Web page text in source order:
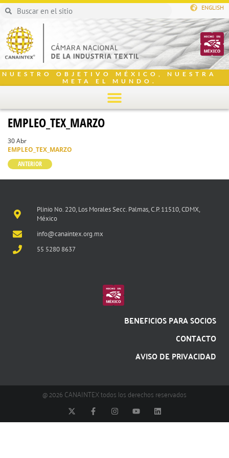
ENGLISH
NUESTRO OBJETIVO MÉXICO, NUESTRA
META EL MUNDO.
EMPLEO_TEX_MARZO
30 Abr
EMPLEO_TEX_MARZO
ANTERIOR
Plinio No. 220, Los Morales Secc. Palmas, C.P. 11510, CDMX,
México
info@canaintex.org.mx
55 5280 8637
BENEFICIOS PARA SOCIOS
CONTACTO
AVISO DE PRIVACIDAD
@ 2026 CANAINTEX todos los derechos reservados